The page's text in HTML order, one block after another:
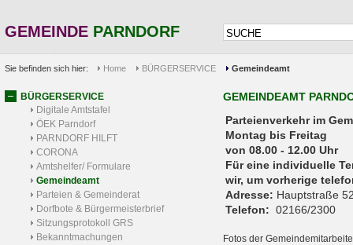
GEMEINDE PARNDORF
Sie befinden sich hier: Home BÜRGERSERVICE Gemeindeamt
BÜRGERSERVICE
Digitale Amtstafel
ÖEK Parndorf
PARNDORF HILFT
CORONA
Amtshelfer/ Formulare
Gemeindeamt
Parteien & Gemeinderat
Dorfbote & Bürgermeisterbrief
Sitzungsprotokoll GRS
Bekanntmachungen
GEMEINDEAMT
Parteienverkehr
Montag bis Freitag
von 08.00 - 12.00 Uhr
Für eine individuelle
wir, um vorherige
Adresse: Hauptstraße
Telefon: 02166/2300
Fotos der